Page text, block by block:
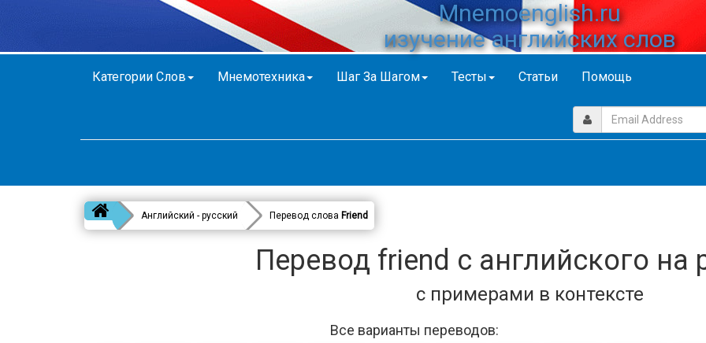
Mnemoenglish.ru
изучение английских слов
Категории Слов Мнемотехника Шаг За Шагом Тесты Статьи Помощь
Английский - русский Перевод слова Friend
Перевод friend с английского на
с примерами в контексте
Все варианты переводов: